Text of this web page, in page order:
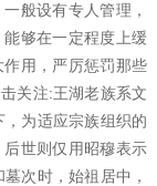
般设有专人管理，
够在一定程度上缓
用，严厉惩罚那些
关注:王湖老族系文
为适应宗族组织的
世则仅用昭穆表示
次时，始祖居中，